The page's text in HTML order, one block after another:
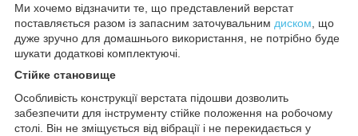
Ми хочемо відзначити те, що представлений верстат
поставляється разом із запасним заточувальним диском , що
дуже зручно для домашнього використання, не потрібно буде
шукати додаткові комплектуючі.
Стійке становище
Особливість конструкції верстата підошви дозволить
забезпечити для інструменту стійке положення на робочому
столі. Він не зміщується від вібрації і не перекидається у